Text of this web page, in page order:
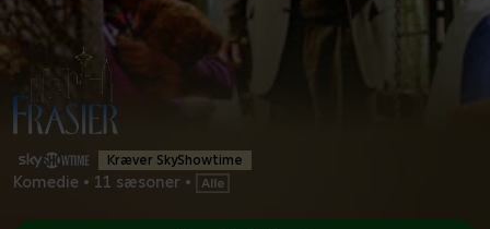
Kræver SkyShowtime
Komedie • 11 sæsoner •